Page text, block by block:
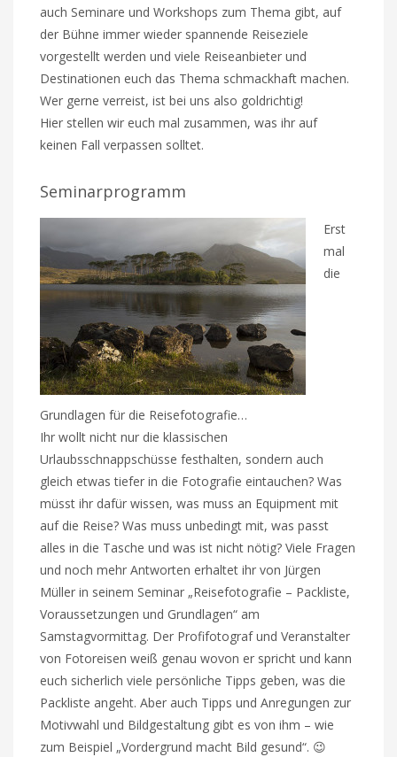
auch Seminare und Workshops zum Thema gibt, auf
der Bühne immer wieder spannende Reiseziele
vorgestellt werden und viele Reiseanbieter und
Destinationen euch das Thema schmackhaft machen.
Wer gerne verreist, ist bei uns also goldrichtig!
Hier stellen wir euch mal zusammen, was ihr auf
keinen Fall verpassen solltet.
Seminarprogramm
Erst
mal
die
Grundlagen für die Reisefotografie…
Ihr wollt nicht nur die klassischen
Urlaubsschnappschüsse festhalten, sondern auch
gleich etwas tiefer in die Fotografie eintauchen? Was
müsst ihr dafür wissen, was muss an Equipment mit
auf die Reise? Was muss unbedingt mit, was passt
alles in die Tasche und was ist nicht nötig? Viele Fragen
und noch mehr Antworten erhaltet ihr von Jürgen
Müller in seinem Seminar „Reisefotografie – Packliste,
Voraussetzungen und Grundlagen“ am
Samstagvormittag. Der Profifotograf und Veranstalter
von Fotoreisen weiß genau wovon er spricht und kann
euch sicherlich viele persönliche Tipps geben, was die
Packliste angeht. Aber auch Tipps und Anregungen zur
Motivwahl und Bildgestaltung gibt es von ihm – wie
zum Beispiel „Vordergrund macht Bild gesund“. 😉